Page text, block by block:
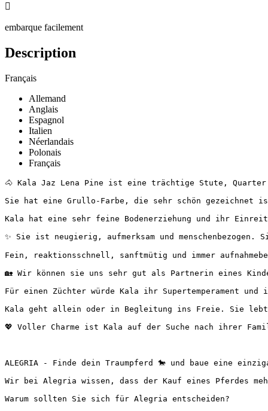

embarque facilement
Description
Français
Allemand
Anglais
Espagnol
Italien
Néerlandais
Polonais
Français
🐴 Kala Jaz Lena Pine ist eine trächtige Stute,
Sie hat eine Grullo-Farbe, die sehr schön gezeichnet
Kala hat eine sehr feine Bodenerziehung und ihr
✨ Sie ist neugierig, aufmerksam und
Fein, reaktionsschnell, sanftmütig und immer
🏡 Wir können sie uns sehr gut als Partnerin eines
Für einen Züchter würde Kala ihr Supertemperament
Kala geht allein oder in Begleitung ins Freie. Sie
💖 Voller Charme ist Kala auf der Suche nach ihrer
ALEGRIA - Finde dein Traumpferd 🐎 und baue eine
Wir bei Alegria wissen, dass der Kauf eines Pferdes
Warum sollten Sie sich für Alegria entscheiden?